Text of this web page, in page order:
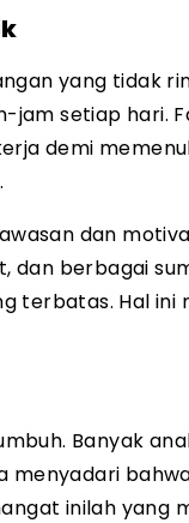
yang tidak
setiap hari.
demi
dan
dan berbagai
terbatas. Hal
Banyak
inilah yang